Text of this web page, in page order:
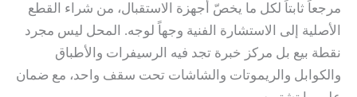
مرجعاً ثابتاً لكل ما يخصّ أجهزة الاستقبال، من شراء القطع
الأصلية إلى الاستشارة الفنية وجهاً لوجه. المحل ليس مجرد
نقطة بيع بل مركز خبرة تجد فيه الرسيفرات والأطباق
والكوابل والريموتات والشاشات تحت سقف واحد، مع ضمان